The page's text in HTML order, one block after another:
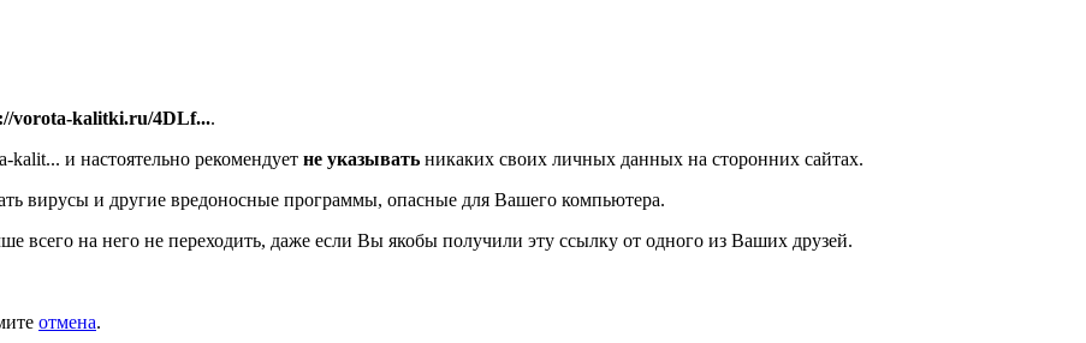
vorota-kalitki.ru/4DLf....
kalit... и настоятельно рекомендует не указывать никаких своих личных данных на сторонних сайтах.
вирусы и другие вредоносные программы, опасные для Вашего компьютера.
всего на него не переходить, даже если Вы якобы получили эту ссылку от одного из Ваших друзей.
отмена.